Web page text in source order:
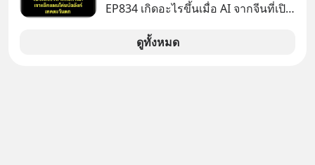
EP834 เกิดอะไรขึ้นเมื่อ AI จากจีนที่เปิด
AI ระดับท็อปของอเมริกาที่ใช้เงินลงทุน
ดูทั้งหมด